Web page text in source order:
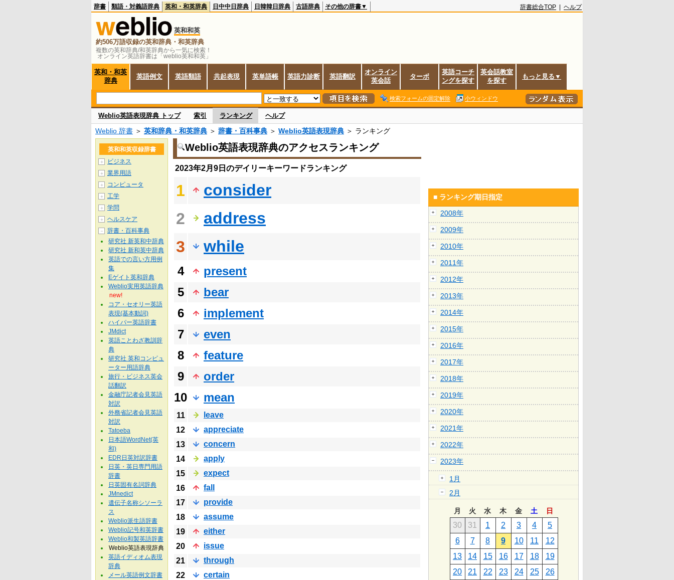
複数の英和辞典/和英辞典から一気に検索！
オンライン英語辞書は「weblio英和和英」
辞書 類語・対義語辞典 英和・和英辞典 日中中日辞典 日韓韓日辞典 古語辞典 その他の辞書▼ 辞書総合TOP ヘルプ
英和和英
約506万語収録の英和辞典・和英辞典
英和・和英
辞典
英語例文 英語類語 共起表現 英単語帳 英語力診断 英語翻訳
オンライン
英会話
ターボ
英語コーチ
ングを探す
英会話教室
を探す
もっと見る▼
検索フォームの固定解除 小ウィンドウ
Weblio英語表現辞典 トップ 索引 ランキング ヘルプ
Weblio 辞書 ＞ 英和辞典・和英辞典 ＞ 辞書・百科事典 ＞ Weblio英語表現辞典 ＞ ランキング
Weblio英語表現辞典のアクセスランキング
2023年2月9日のデイリーキーワードランキング
1
consider
2
address
3
while
4
present
5
bear
6
implement
7
even
8
feature
9
order
10
mean
11
leave
12
appreciate
13
concern
14
apply
15
expect
16
fall
17
provide
18
assume
19
either
20
issue
21
through
22
certain
英和和英収録辞書
＋ ビジネス
＋ 業界用語
＋ コンピュータ
＋ 工学
＋ 学問
＋ ヘルスケア
－
辞書・百科事典
研究社 新英和中辞典
研究社 新和英中辞典
英語での言い方用例
集
Eゲイト英和辞典
Weblio実用英語辞典
new!
コア・セオリー英語
表現(基本動詞)
ハイパー英語辞書
JMdict
英語ことわざ教訓辞
典
研究社 英和コンピュ
ーター用語辞典
旅行・ビジネス英会
話翻訳
金融庁記者会見英語
対訳
外務省記者会見英語
対訳
Tatoeba
日本語WordNet(英
和)
EDR日英対訳辞書
日英・英日専門用語
辞書
日英固有名詞辞典
JMnedict
遺伝子名称シソーラ
ス
Weblio派生語辞書
Weblio記号和英辞書
Weblio和製英語辞書
Weblio英語表現辞典
英語イディオム表現
辞典
メール英語例文辞書
■ ランキング期日指定
2008年
2009年
2010年
2011年
2012年
2013年
2014年
2015年
2016年
2017年
2018年
2019年
2020年
2021年
2022年
2023年
1月
2月
月 火 水 木 金 土 日
30 31 1 2 3 4
5
6
7 8 9 10 11
12
13
14 15 16 17 18
19
20
21 22 23 24 25
26